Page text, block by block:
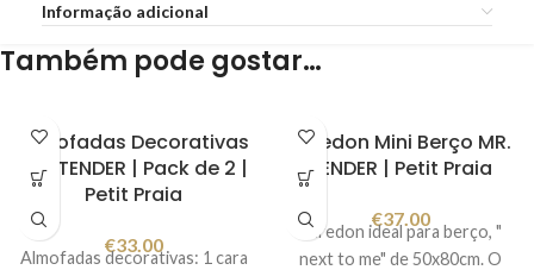
Informação adicional
Também pode gostar…
Almofadas Decorativas
MR. TENDER | Pack de 2 |
Petit Praia
€33.00
Almofadas decorativas: 1 cara
Edredon Mini Berço MR.
TENDER | Petit Praia
€37.00
Edredon ideal para berço, "
next to me" de 50x80cm. O